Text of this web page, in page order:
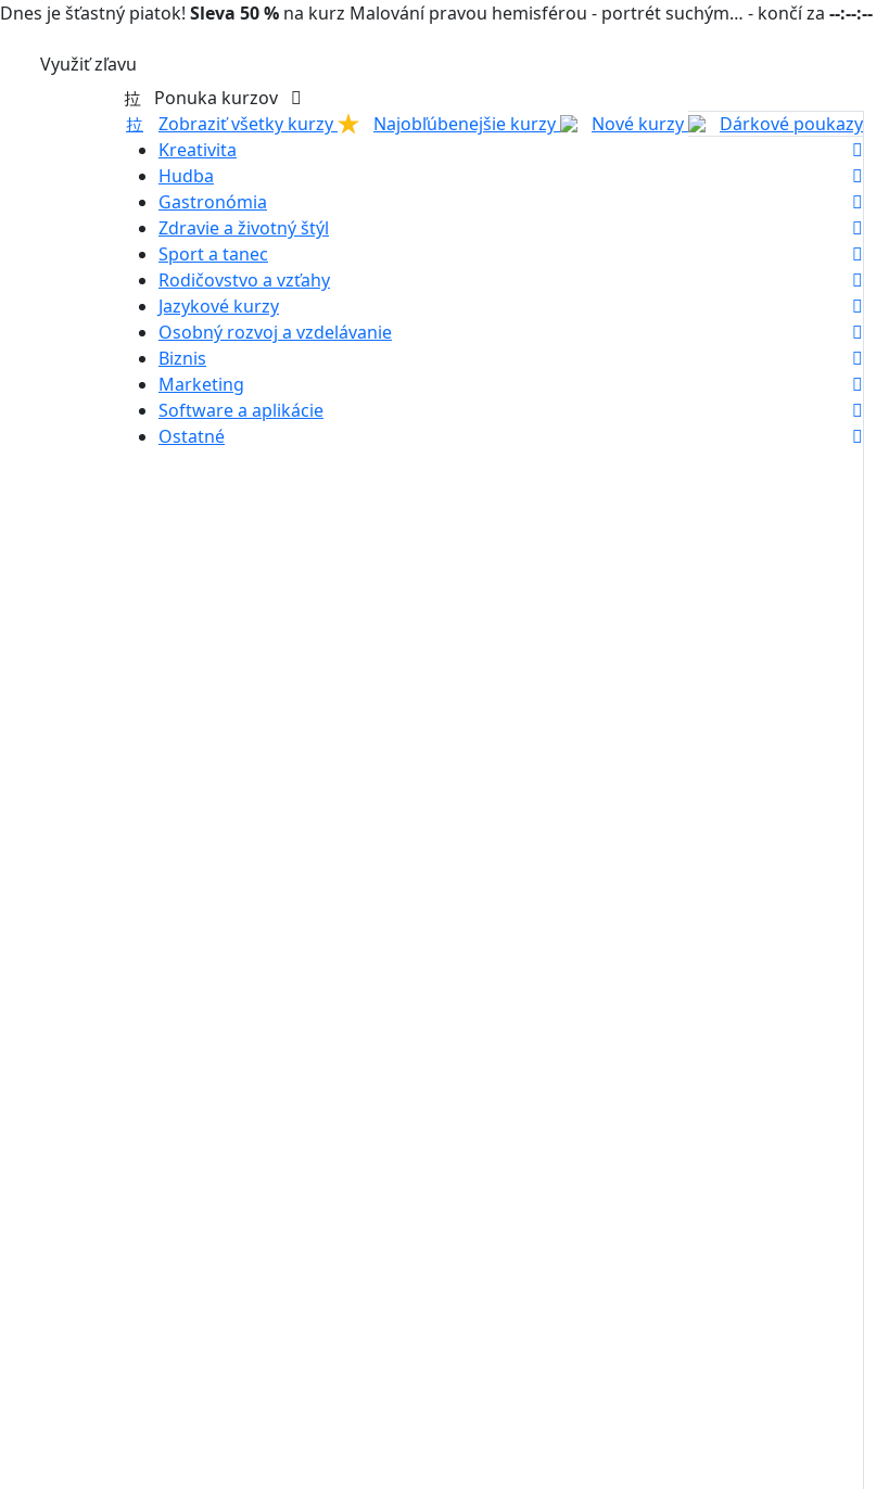
Dnes je šťastný piatok! Sleva 50 % na kurz Malování pravou hemisférou - portrét suchým… - končí za --:--:--
Využiť zľavu
Ponuka kurzov
Zobraziť všetky kurzy
Najobľúbenejšie kurzy Nové kurzy
Dárkové poukazy
Kreativita
Hudba
Gastronómia
Zdravie a životný štýl
Sport a tanec
Rodičovstvo a vzťahy
Jazykové kurzy
Osobný rozvoj a vzdelávanie
Biznis
Marketing
Software a aplikácie
Ostatné